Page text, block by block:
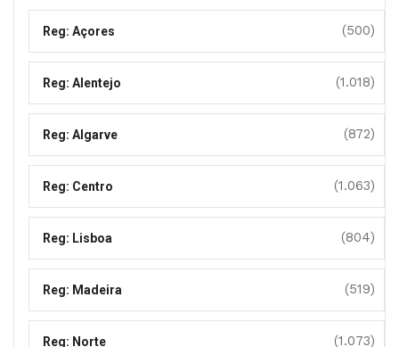
Reg: Açores (500)
Reg: Alentejo (1.018)
Reg: Algarve (872)
Reg: Centro (1.063)
Reg: Lisboa (804)
Reg: Madeira (519)
Reg: Norte (1.073)